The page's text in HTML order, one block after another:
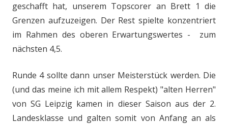
geschafft hat, unserem Topscorer an Brett 1 die
Grenzen aufzuzeigen. Der Rest spielte konzentriert
im Rahmen des oberen Erwartungswertes - zum
nächsten 4,5.
Runde 4 sollte dann unser Meisterstück werden. Die
(und das meine ich mit allem Respekt) "alten Herren"
von SG Leipzig kamen in dieser Saison aus der 2.
Landesklasse und galten somit von Anfang an als